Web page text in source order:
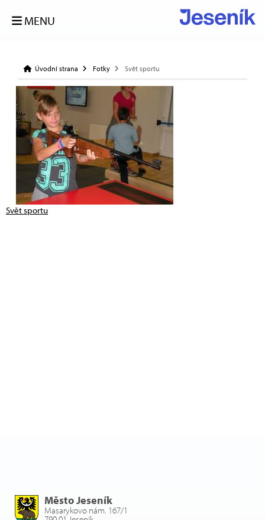
MENU
Úvodní strana Fotky Svět sportu
Svět sportu
Město Jeseník
Masarykovo nám. 167/1